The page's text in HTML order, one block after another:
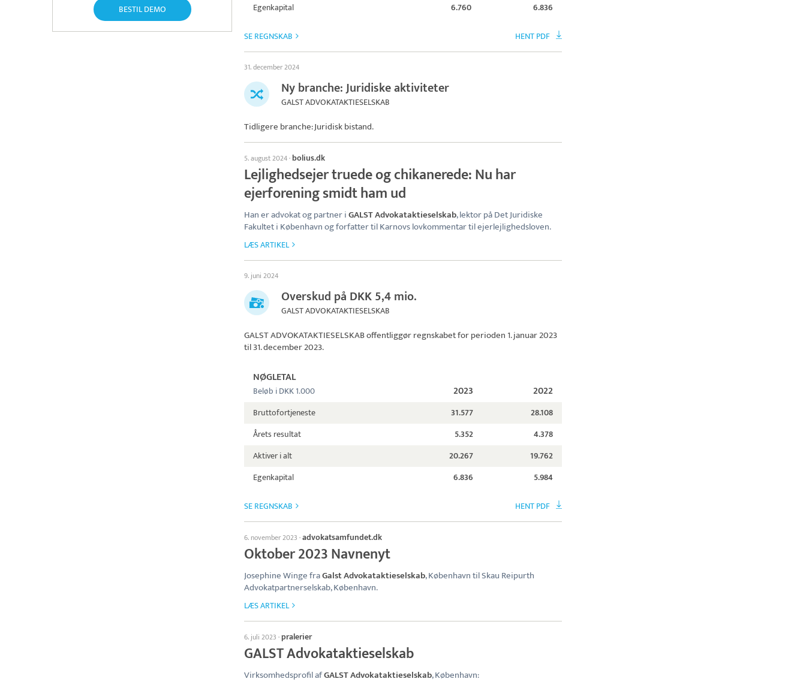
BESTIL DEMO
Egenkapital
6.760 6.836
SE REGNSKAB HENT PDF
31. december 2024
Ny branche: Juridiske aktiviteter
GALST ADVOKATAKTIESELSKAB
Tidligere branche: Juridisk bistand.
5. august 2024· bolius.dk
Lejlighedsejer truede og chikanerede: Nu har
ejerforening smidt ham ud
Han er advokat og partner iGALST Advokataktieselskab, lektor på Det Juridiske
Fakultet i København og forfatter til Karnovs lovkommentar til ejerlejlighedsloven.
LÆS ARTIKEL
9. juni 2024
Overskud på DKK 5,4 mio.
GALST ADVOKATAKTIESELSKAB
GALST ADVOKATAKTIESELSKABoffentliggør regnskabet for perioden 1. januar 2023
til 31. december 2023.
NØGLETAL
Beløb i DKK 1.000 2023 2022
Bruttofortjeneste 31.577
28.108
Årets resultat
5.352
4.378
Aktiver i alt
20.267
19.762
Egenkapital
6.836 5.984
SE REGNSKAB HENT PDF
6. november 2023 ·advokatsamfundet.dk
Oktober 2023 Navnenyt
Josephine Winge fraGalst Advokataktieselskab, København til Skau Reipurth
Advokatpartnerselskab, København.
LÆS ARTIKEL
6. juli 2023 ·pralerier
GALST Advokataktieselskab
Virksomhedsprofil afGALST Advokataktieselskab, København: